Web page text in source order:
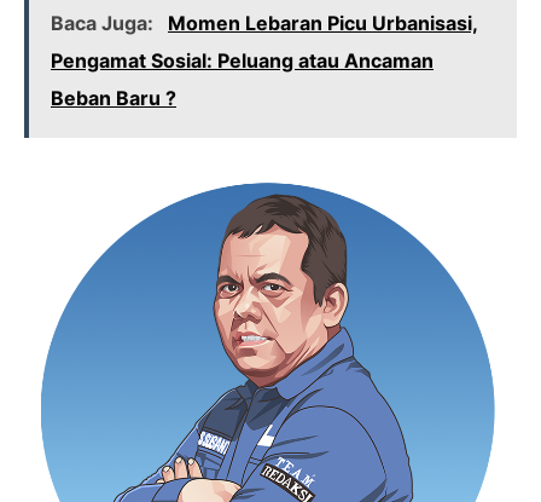
Baca Juga:
Momen Lebaran Picu Urbanisasi,
Pengamat Sosial: Peluang atau Ancaman
Beban Baru ?